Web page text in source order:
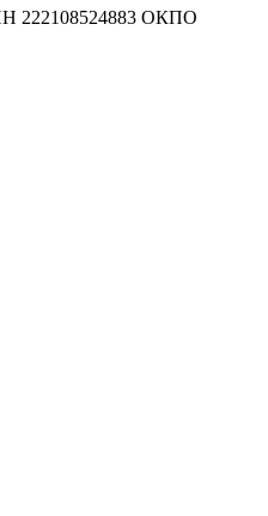
222108524883 ОКПО